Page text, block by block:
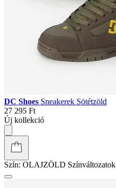
DC Shoes Sneakerek Sötétzöld
27 295 Ft
Új kollekció
Szín: OLAJZÖLD Színváltozatok